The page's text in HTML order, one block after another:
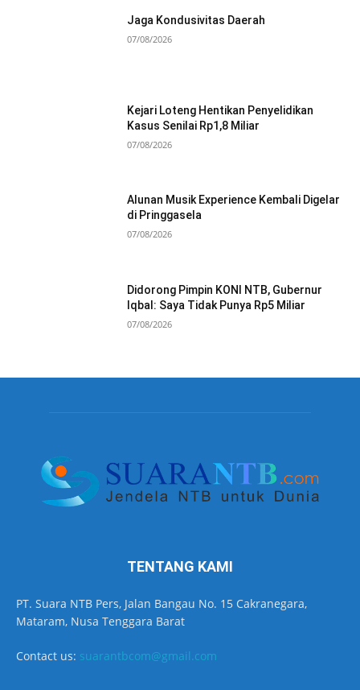
Jaga Kondusivitas Daerah
07/08/2026
Kejari Loteng Hentikan Penyelidikan
Kasus Senilai Rp1,8 Miliar
07/08/2026
Alunan Musik Experience Kembali Digelar
di Pringgasela
07/08/2026
Didorong Pimpin KONI NTB, Gubernur
Iqbal: Saya Tidak Punya Rp5 Miliar
07/08/2026
TENTANG KAMI
PT. Suara NTB Pers, Jalan Bangau No. 15 Cakranegara,
Mataram, Nusa Tenggara Barat
Contact us: suarantbcom@gmail.com